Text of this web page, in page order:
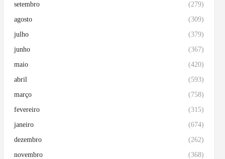
setembro (279)
agosto (309)
julho (379)
junho (367)
maio (420)
abril (593)
março (758)
fevereiro (315)
janeiro (674)
dezembro (262)
novembro (368)